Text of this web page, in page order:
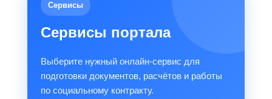
Сервисы
Сервисы портала
Выберите нужный онлайн-сервис для
подготовки документов, расчётов и работы
по социальному контракту.